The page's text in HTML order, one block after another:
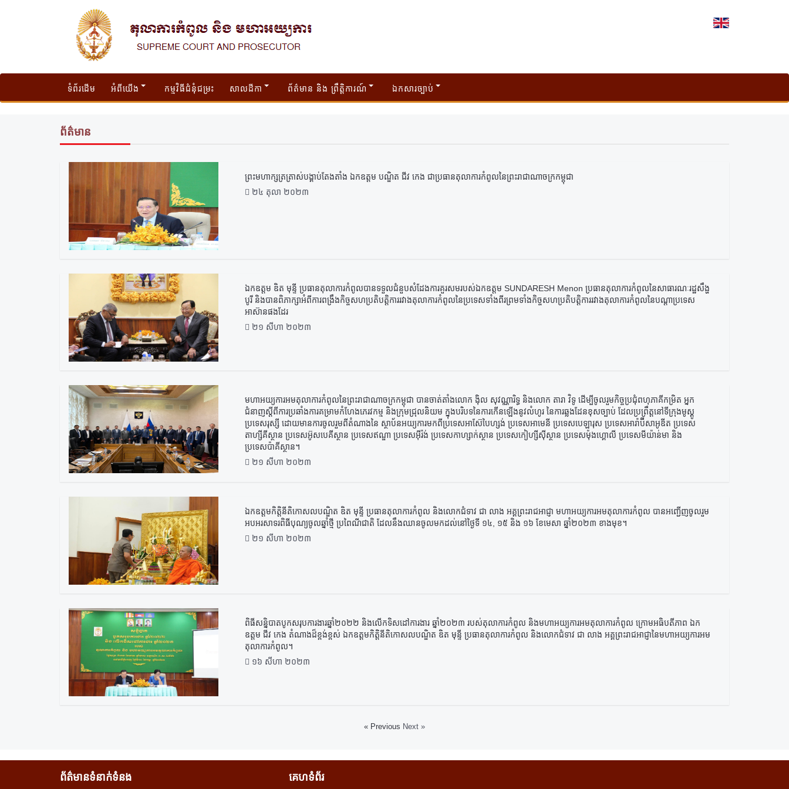
ទំព័រដើម អំពីយើង កម្មវិធីជំនុំជម្រះ សាលដីកា ព័ត៌មាន និង ព្រឹតិ្តការណ៍ ឯកសារច្បាប់
ព័ត៌មាន
ព្រះមហាក្សត្រត្រាស់បង្គាប់តែងតាំង ឯកឧត្តម បណ្ឌិត ជីវ កេង ជាប្រធានតុលាការកំពូលនៃព្រះរាជាណាចក្រកម្ពុជា
២៤ តុលា ២០២៣
ឯកឧត្តម ឌិត មុន្ទី ប្រធានតុលាការកំពូលបានទទួលជំនួបសំដែងការគួរសមរបស់ឯកឧត្តម SUNDARESH Menon ប្រធានតុលាការកំពូលនៃសាធារណៈរដ្ឋសឹង្ហ
បូរី និងបានពិភាក្សាអំពីការពង្រឹងកិច្ចសហប្រតិបត្តិការរវាងតុលាការកំពូលនៃប្រទេសទាំងពីរព្រមទាំងកិច្ចសហប្រតិបត្តិការរវាងតុលាការកំពូលនៃបណ្តាប្រទេស
អាស៊ានផងដែរ
២១ សីហា ២០២៣
មហាអយ្យការអមតុលាការកំពូលនៃព្រះរាជាណាចក្រកម្ពុជា បានចាត់តាំងលោក ង៉ិល សុវណ្ណារិទ្ធ និងលោក តារា វិទូ ដើម្បីចូលរួមកិច្ចប្រជុំពហុភាគីកម្រិត អ្នក
ជំនាញស្តីពីការប្រឆាំងការគម្រាមកំហែងភេរវកម្ម និងក្រុមជ្រុលនិយម ក្នុងបរិបទនៃការកើនឡើងនូវលំហូរ នៃការឆ្លងដែនខុសច្បាប់ ដែលប្រព្រឹត្តនៅទីក្រុងមូស្គូ
ប្រទេសរុស្សី ដោយមានការចូលរួមពីតំណាងនៃ ស្ថាប័នអយ្យការមកពីប្រទេសអាស៊ែបៃហ្សង់ ប្រទេសអាមេនី ប្រទេសបេឡារុស ប្រទេសអារ៉ាប៊ីសាអូឌីត ប្រទេស
តាហ្សីគីស្ថាន ប្រទេសអ៊ូសបេគីស្ថាន ប្រទេសឥណ្ឌា ប្រទេសអ៊ីរ៉ង់ ប្រទេសកាហ្សាក់ស្ថាន ប្រទេសកៀហ្សីស៊ីស្ថាន ប្រទេសម៉ុងហ្គោលី ប្រទេសមីយ៉ាន់មា និង
ប្រទេសប៉ាគីស្ថាន។
២១ សីហា ២០២៣
ឯកឧត្តមកិត្តិនីតិកោសលបណ្ឌិត ឌិត មុន្ទី ប្រធានតុលាការកំពូល និងលោកជំទាវ ជា លាង អគ្គព្រះរាជអាជ្ញា មហាអយ្យការអមតុលាការកំពូល បានអញ្ជើញចូលរួម
អបអរសាទរពិធីបុណ្យចូលឆ្នាំថ្មី ប្រពៃណីជាតិ ដែលនឹងឈានចូលមកដល់នៅថ្ងៃទី ១៤, ១៥ និង ១៦ ខែមេសា ឆ្នាំ២០២៣ ខាងមុខ។
២១ សីហា ២០២៣
ពិធីសន្និបាតបូកសរុបការងារឆ្នាំ២០២២ និងលើកទិសដៅការងារ ឆ្នាំ២០២៣ របស់តុលាការកំពូល និងមហាអយ្យការអមតុលាការកំពូល ក្រោមអធិបតីភាព ឯក
ឧត្តម ជីវ កេង តំណាងដ៏ខ្ពង់ខ្ពស់ ឯកឧត្ដមកិត្តិនីតិកោសលបណ្ឌិត ឌិត មុន្ទី ប្រធានតុលាការកំពូល និងលោកជំទាវ ជា លាង អគ្គព្រះរាជអាជ្ញានៃមហាអយ្យការអម
តុលាការកំពូល។
១៦ សីហា ២០២៣
« Previous Next »
ព័ត៌មានទំនាក់ទំនង គេហទំព័រ